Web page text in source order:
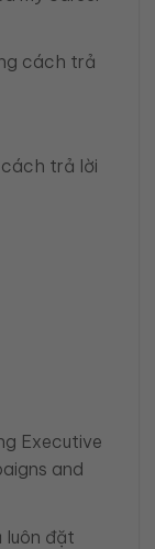
cách trả
trả lời
Executive
and
luôn đặt